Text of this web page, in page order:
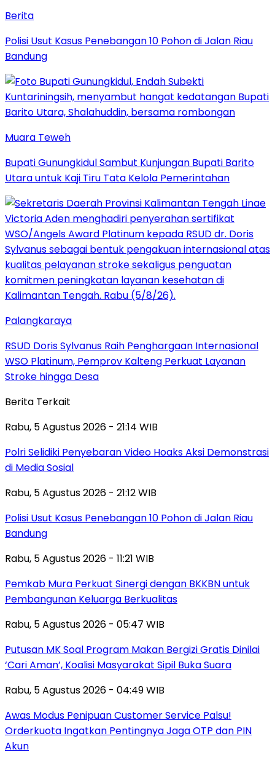
Berita
Polisi Usut Kasus Penebangan 10 Pohon di Jalan Riau
Bandung
Muara Teweh
Bupati Gunungkidul Sambut Kunjungan Bupati Barito
Utara untuk Kaji Tiru Tata Kelola Pemerintahan
Palangkaraya
RSUD Doris Sylvanus Raih Penghargaan Internasional
WSO Platinum, Pemprov Kalteng Perkuat Layanan
Stroke hingga Desa
Berita Terkait
Rabu, 5 Agustus 2026 - 21:14 WIB
Polri Selidiki Penyebaran Video Hoaks Aksi Demonstrasi
di Media Sosial
Rabu, 5 Agustus 2026 - 21:12 WIB
Polisi Usut Kasus Penebangan 10 Pohon di Jalan Riau
Bandung
Rabu, 5 Agustus 2026 - 11:21 WIB
Pemkab Mura Perkuat Sinergi dengan BKKBN untuk
Pembangunan Keluarga Berkualitas
Rabu, 5 Agustus 2026 - 05:47 WIB
Putusan MK Soal Program Makan Bergizi Gratis Dinilai
‘Cari Aman’, Koalisi Masyarakat Sipil Buka Suara
Rabu, 5 Agustus 2026 - 04:49 WIB
Awas Modus Penipuan Customer Service Palsu!
Orderkuota Ingatkan Pentingnya Jaga OTP dan PIN
Akun